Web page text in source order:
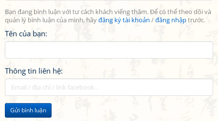
Bạn đang bình luận với tư cách khách viếng thăm. Để có thể theo dõi và
quản lý bình luận của mình, hãyđăng ký tài khoản /đăng nhậptrước.
Tên của bạn:
Thông tin liên hệ:
Gửi bình luận